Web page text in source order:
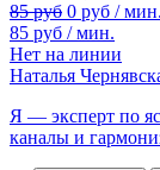
85 руб 0 руб / мин.
85 руб / мин.
Нет на линии
Наталья
Я — эксперт по
каналы и